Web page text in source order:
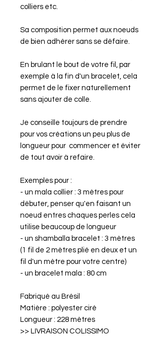
colliers etc.
Sa composition permet aux noeuds
de bien adhérer sans se défaire.
En brulant le bout de votre fil, par
exemple à la fin d'un bracelet, cela
permet de le fixer naturellement
sans ajouter de colle.
Je conseille toujours de prendre
pour vos créations un peu plus de
longueur pour commencer et éviter
de tout avoir à refaire.
Exemples pour :
- un mala collier : 3 mètres pour
débuter, penser qu'en faisant un
noeud entres chaques perles cela
utilise beaucoup de longueur
- un shamballa bracelet : 3 mètres
(1 fil de 2 mètres plié en deux et un
fil d'un mètre pour votre centre)
- un bracelet mala : 80 cm
Fabriqué au Brésil
Matière : polyester ciré
Longueur : 228 mètres
>> LIVRAISON COLISSIMO